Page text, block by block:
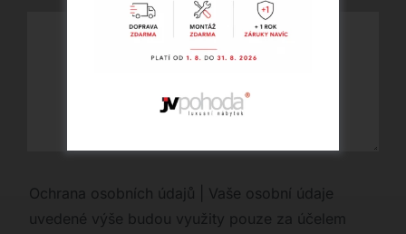
Ochrana osobních údajů | Vaše osobní údaje
uvedené výše budou využity pouze za účelem